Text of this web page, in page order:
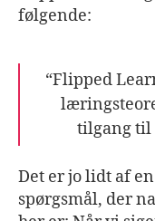
følgende:
“Flipped
tilgang til
Det er jo lidt af
spørgsmål, der